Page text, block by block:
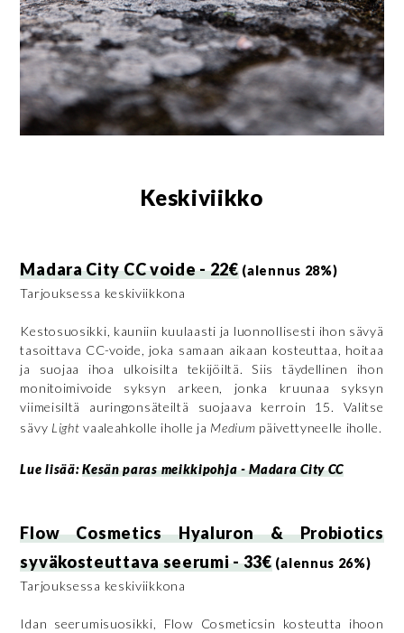
Keskiviikko
Madara City CC voide - 22€(alennus 28%)
Tarjouksessa keskiviikkona
Kestosuosikki, kauniin kuulaasti ja luonnollisesti ihon sävyä
tasoittava CC-voide, joka samaan aikaan kosteuttaa, hoitaa
ja suojaa ihoa ulkoisilta tekijöiltä. Siis täydellinen ihon
monitoimivoide syksyn arkeen, jonka kruunaa syksyn
viimeisiltä auringonsäteiltä suojaava kerroin 15. Valitse
sävy Light vaaleahkolle iholle ja Medium päivettyneelle iholle.
Lue lisää:Kesän paras meikkipohja - Madara City CC
Flow Cosmetics Hyaluron & Probiotics
syväkosteuttava seerumi - 33€(alennus 26%)
Tarjouksessa keskiviikkona
Idan seerumisuosikki, Flow Cosmeticsin kosteutta ihoon